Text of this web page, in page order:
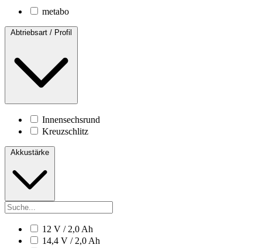
metabo
Abtriebsart / Profil
Innensechsrund
Kreuzschlitz
Akkustärke
12 V / 2,0 Ah
14,4 V / 2,0 Ah